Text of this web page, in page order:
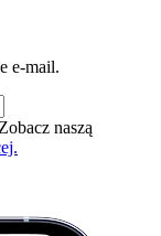
e-mail.
naszą